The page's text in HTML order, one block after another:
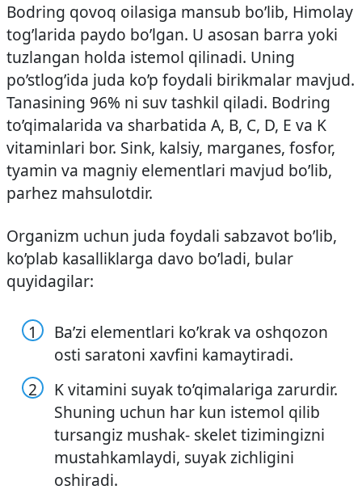
Bodring qovoq oilasiga mansub bo’lib, Himolay
tog’larida paydo bo’lgan. U asosan barra yoki
tuzlangan holda istemol qilinadi. Uning
po’stlog’ida juda ko’p foydali birikmalar mavjud.
Tanasining 96% ni suv tashkil qiladi. Bodring
to’qimalarida va sharbatida A, B, С, D, E va K
vitaminlari bor. Sink, kalsiy, marganes, fosfor,
tyamin va magniy elementlari mavjud bo’lib,
parhez mahsulotdir.
Organizm uchun juda foydali sabzavot bo’lib,
ko’plab kasalliklarga davo bo’ladi, bular
quyidagilar:
Ba’zi elementlari ko’krak va oshqozon
osti saratoni xavfini kamaytiradi.
K vitamini suyak to’qimalariga zarurdir.
Shuning uchun har kun istemol qilib
tursangiz mushak- skelet tizimingizni
mustahkamlaydi, suyak zichligini
oshiradi.